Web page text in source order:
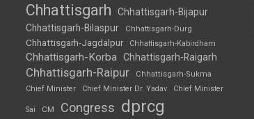
Chhattisgarh
Chhattisgarh-Bijapur
Chhattisgarh-Bilaspur
Chhattisgarh-Durg
Chhattisgarh-Jagdalpur Chhattisgarh-Kabirdham
Chhattisgarh-Korba Chhattisgarh-Raigarh
Chhattisgarh-Raipur
Chhattisgarh-Sukma
Chief Minister
Chief Minister Dr. Yadav Chief Minister
Sai CM Congress dprcg